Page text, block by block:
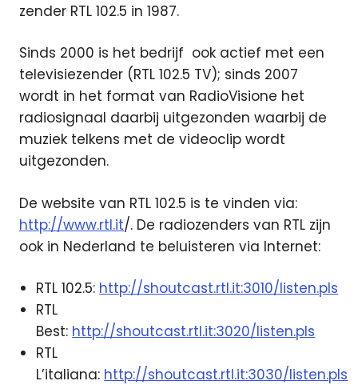
zender RTL 102.5 in 1987.
Sinds 2000 is het bedrijf ook actief met een
televisiezender (RTL 102.5 TV); sinds 2007
wordt in het format van RadioVisione het
radiosignaal daarbij uitgezonden waarbij de
muziek telkens met de videoclip wordt
uitgezonden.
De website van RTL 102.5 is te vinden via:
http://www.rtl.it/. De radiozenders van RTL zijn
ook in Nederland te beluisteren via Internet:
RTL 102.5: http://shoutcast.rtl.it:3010/listen.pls
RTL
Best: http://shoutcast.rtl.it:3020/listen.pls
RTL
L’italiana: http://shoutcast.rtl.it:3030/listen.pls